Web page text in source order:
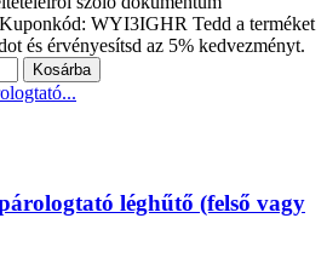
WYI3IGHR Tedd a terméket
és érvényesítsd az 5% kedvezményt.
Kosárba
léghűtő (felső vagy